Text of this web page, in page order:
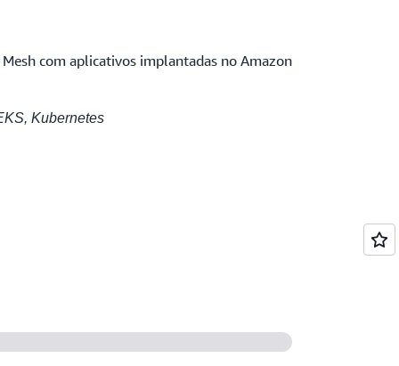
com aplicativos implantadas no Amazon
Kubernetes